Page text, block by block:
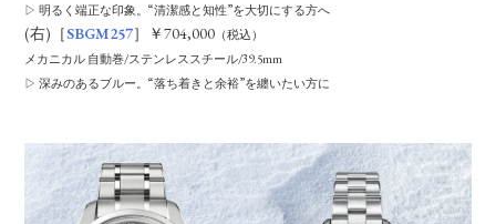
▷ 明るく端正な印象。“清潔感と知性”を大切にする方へ
(右)［SBGM257］￥704,000 （税込）
メカニカル 自動巻/ステンレススチール/39.5mm
▷ 深みのあるブルー。“落ち着きと余裕”を纏いたい方に